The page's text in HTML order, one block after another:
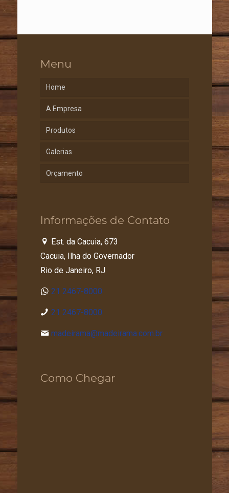
Menu
Home
A Empresa
Produtos
Galerias
Orçamento
Informações de Contato
Est. da Cacuia, 673
Cacuia, Ilha do Governador
Rio de Janeiro, RJ
21 2467-8000
21 2467-8000
madeirama@madeirama.com.br
Como Chegar